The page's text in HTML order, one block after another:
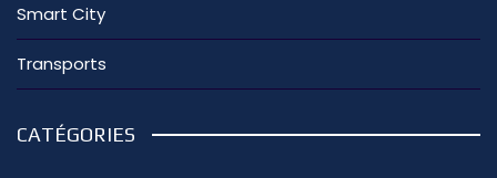
Smart City
Transports
CATÉGORIES